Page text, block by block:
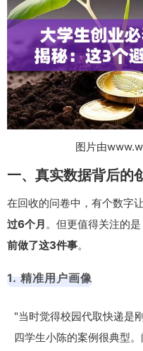
图片由
一、真实数据背后的
在回收的问卷中，有个数
过6个月。但更值得关注的
前做了这3件事。
1. 精准用户画像
"当时觉得校园代取快递是
四学生小陈的案例很典型。